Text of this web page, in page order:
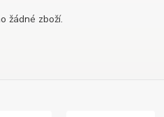
žádné zboží.